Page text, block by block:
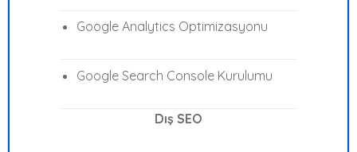
Google Analytics Optimizasyonu
Google Search Console Kurulumu
Dış SEO